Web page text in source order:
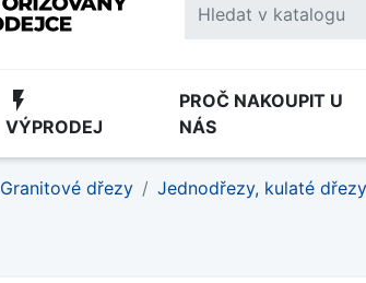
flash_on
VÝPRODEJ
PROČ NAKOUPIT U
NÁS
Granitové dřezy Jednodřezy, kulaté dřezy